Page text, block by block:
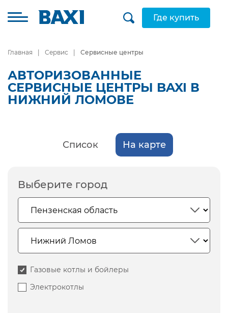
Где купить
Главная Сервис Сервисные центры
АВТОРИЗОВАННЫЕ
СЕРВИСНЫЕ ЦЕНТРЫ BAXI В
НИЖНИЙ ЛОМОВЕ
Список На карте
Выберите город
Газовые котлы и бойлеры
Электрокотлы